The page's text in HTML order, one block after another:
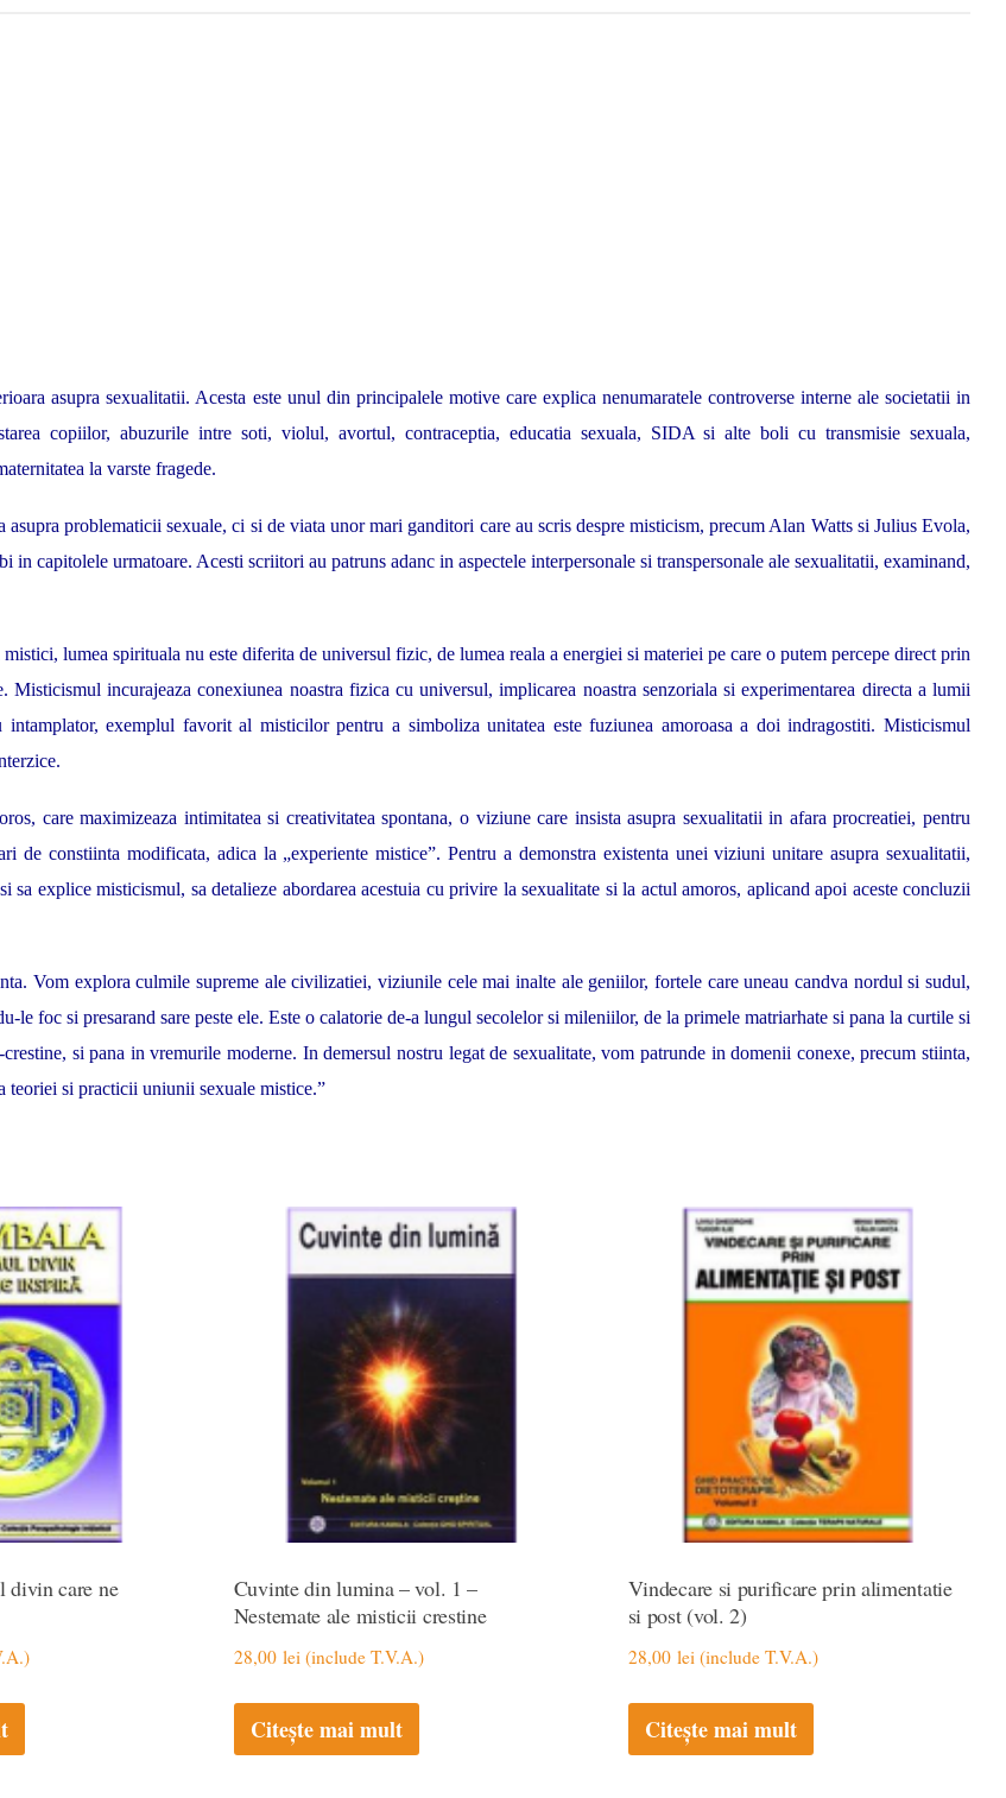
asupra sexualitatii. Acesta este unul din principalele motive care explica nenumaratele controverse interne ale societatii in
copiilor, abuzurile intre soti, violul, avortul, contraceptia, educatia sexuala, SIDA si alte boli cu transmisie sexuala,
la varste fragede.
problematicii sexuale, ci si de viata unor mari ganditori care au scris despre misticism, precum Alan Watts si Julius Evola,
capitolele urmatoare. Acesti scriitori au patruns adanc in aspectele interpersonale si transpersonale ale sexualitatii, examinand,
lumea spirituala nu este diferita de universul fizic, de lumea reala a energiei si materiei pe care o putem percepe direct prin
incurajeaza conexiunea noastra fizica cu universul, implicarea noastra senzoriala si experimentarea directa a lumii
exemplul favorit al misticilor pentru a simboliza unitatea este fuziunea amoroasa a doi indragostiti. Misticismul
care maximizeaza intimitatea si creativitatea spontana, o viziune care insista asupra sexualitatii in afara procreatiei, pentru
de constiinta modificata, adica la „experiente mistice”. Pentru a demonstra existenta unei viziuni unitare asupra sexualitatii,
explice misticismul, sa detalieze abordarea acestuia cu privire la sexualitate si la actul amoros, aplicand apoi aceste concluzii
Vom explora culmile supreme ale civilizatiei, viziunile cele mai inalte ale geniilor, fortele care uneau candva nordul si sudul,
foc si presarand sare peste ele. Este o calatorie de-a lungul secolelor si mileniilor, de la primele matriarhate si pana la curtile si
si pana in vremurile moderne. In demersul nostru legat de sexualitate, vom patrunde in domenii conexe, precum stiinta,
si practicii uniunii sexuale mistice.”
divin care ne
Cuvinte din lumina – vol. 1 –
Nestemate ale misticii crestine
28,00 lei (include T.V.A.)
Citește mai mult
Vindecare si purificare prin alimentatie
si post (vol. 2)
28,00 lei (include T.V.A.)
Citește mai mult